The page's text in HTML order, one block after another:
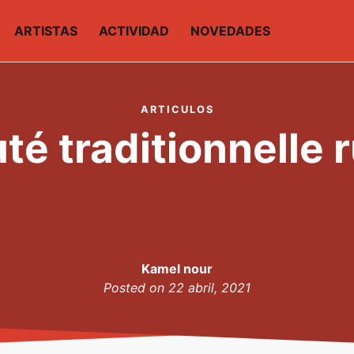
ARTISTAS ACTIVIDAD NOVEDADES
ARTICULOS
traditionnelle
Posted on 22 abril, 2021
Kamel nour